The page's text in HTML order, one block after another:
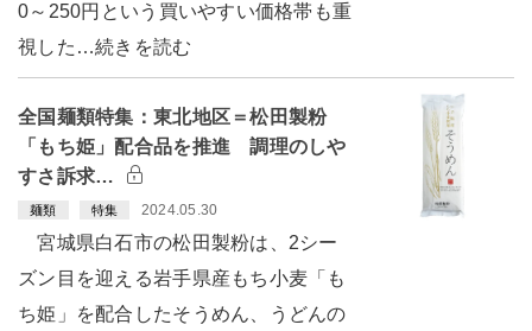
0～250円という買いやすい価格帯も重
視した…続きを読む
全国麺類特集：東北地区＝松田製粉
「もち姫」配合品を推進 調理のしや
すさ訴求…
麺類 特集 2024.05.30
宮城県白石市の松田製粉は、2シー
ズン目を迎える岩手県産もち小麦「も
ち姫」を配合したそうめん、うどんの